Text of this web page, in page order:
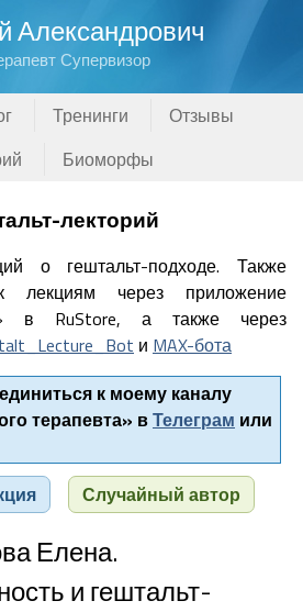
Александрович
Супервизор
Тренинги
Отзывы
Биоморфы
лекторий
о гештальт-подходе. Также
лекциям через приложение
в RuStore, а также через
и MAX-бота
к моему каналу
терапевта» вТелеграм или
Случайный автор
Елена.
и гештальт-